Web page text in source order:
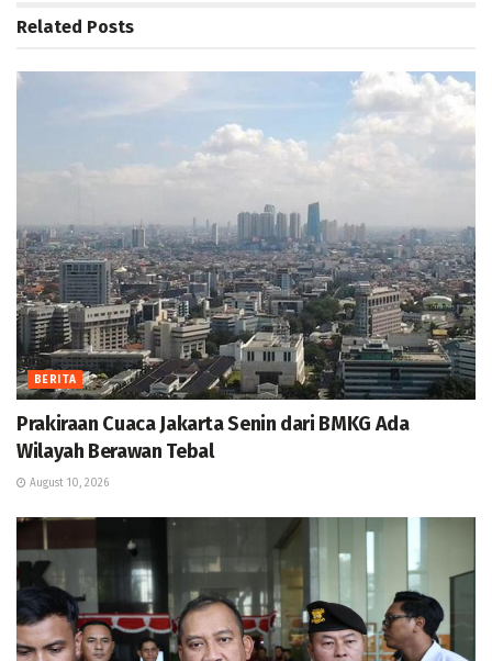
Related Posts
BERITA
Prakiraan Cuaca Jakarta Senin dari BMKG Ada
Wilayah Berawan Tebal
August 10, 2026